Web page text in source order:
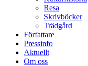
Resa
Skrivböcker
Trädgård
Författare
Pressinfo
Aktuellt
Om oss